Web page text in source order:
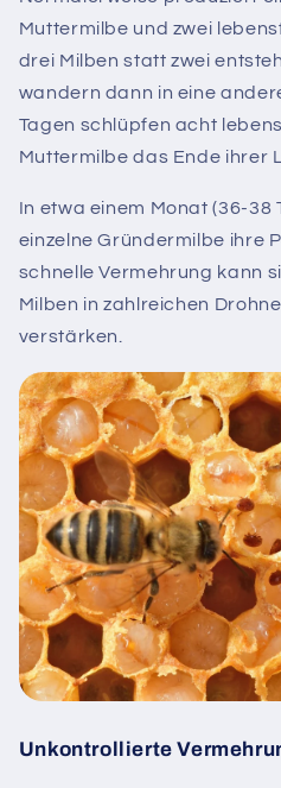
Muttermilbe und zwei
drei Milben statt zwei
wandern dann in eine
Tagen schlüpfen acht
Muttermilbe das Ende ihrer
In etwa einem Monat (36-38
einzelne Gründermilbe ihre
schnelle Vermehrung kann
Milben in zahlreichen
verstärken.
Unkontrollierte